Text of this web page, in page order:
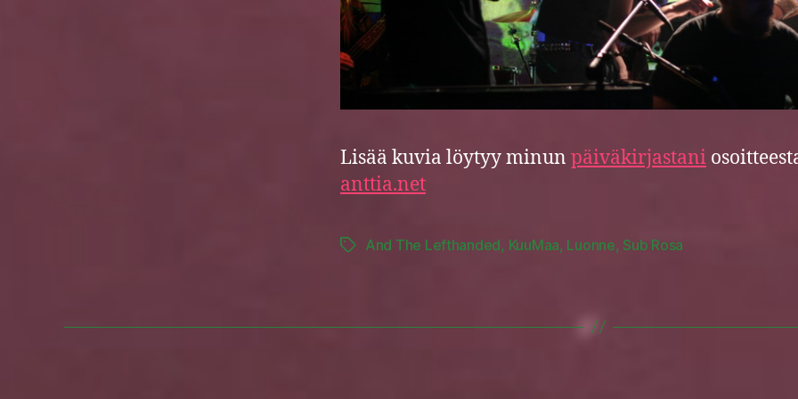
Lisää kuvia löytyy minun päiväkirjastani
anttia.net
TagsAnd The Lefthanded, KuuMaa, Luonne,Sub Rosa